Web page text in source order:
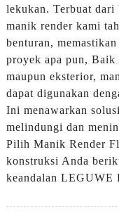
lekukan. Terbuat
manik render kami
benturan,
proyek apa pun,
maupun eksterior,
dapat digunakan
Ini menawarkan
melindungi dan
Pilih Manik Render
konstruksi Anda
keandalan LEGUWE